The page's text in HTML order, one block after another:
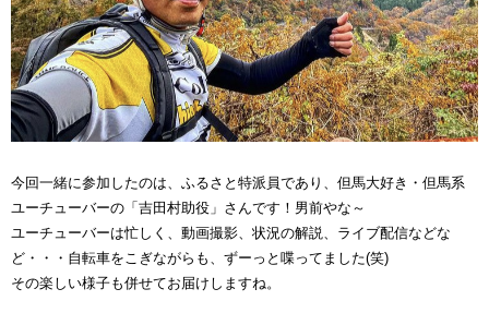
今回一緒に参加したのは、ふるさと特派員であり、但馬大好き・但馬系
ユーチューバーの「吉田村助役」さんです！男前やな～
ユーチューバーは忙しく、動画撮影、状況の解説、ライブ配信などな
ど・・・自転車をこぎながらも、ずーっと喋ってました(笑)
その楽しい様子も併せてお届けしますね。